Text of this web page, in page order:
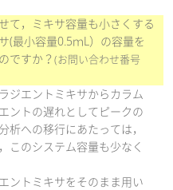
て，ミキサ容量も小さくする
(最小容量0.5ｍL）の容量を
ですか？ (お問い合わせ番号
ジエントミキサからカラム
ントの遅れとしてピークの
への移行にあたっては，
このシステム容量も少なく
ントミキサをそのまま用い